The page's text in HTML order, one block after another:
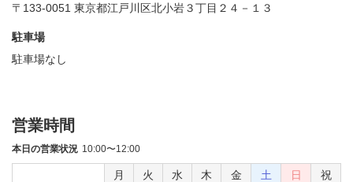
〒133-0051 東京都江戸川区北小岩３丁目２４－１３
駐車場
駐車場なし
営業時間
本日の営業状況 10:00〜12:00
月 火 水 木 金 土 日
祝